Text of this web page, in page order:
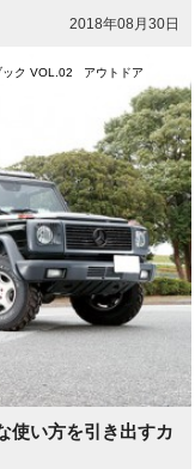
2018年08月30日
使い方を引き出すカ
ック VOL.02 アウトドア